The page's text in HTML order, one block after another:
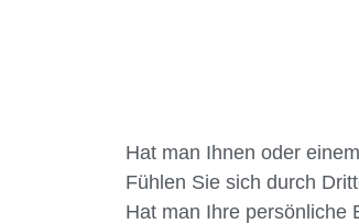
Hat man Ihnen oder
Fühlen Sie sich durch
Hat man Ihre persönliche